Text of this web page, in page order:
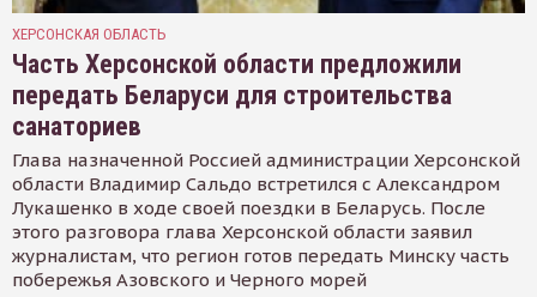
ХЕРСОНСКАЯ ОБЛАСТЬ
Часть Херсонской области предложили
передать Беларуси для строительства
санаториев
Глава назначенной Россией администрации Херсонской
области Владимир Сальдо встретился с Александром
Лукашенко в ходе своей поездки в Беларусь. После
этого разговора глава Херсонской области заявил
журналистам, что регион готов передать Минску часть
побережья Азовского и Черного морей